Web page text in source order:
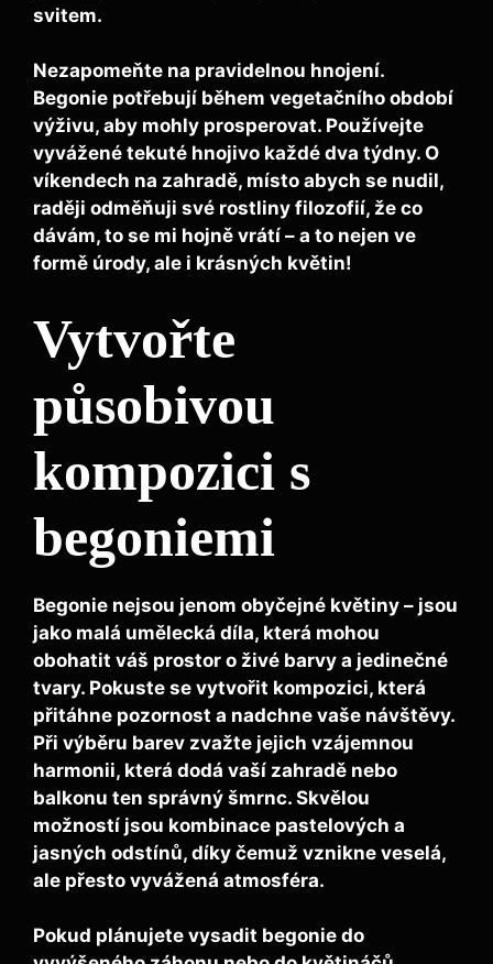
svitem.
Nezapomeňte na pravidelnou hnojení.
Begonie potřebují během vegetačního období
výživu, aby mohly prosperovat. Používejte
vyvážené tekuté hnojivo každé dva týdny. O
víkendech na zahradě, místo abych se nudil,
raději odměňuji své rostliny filozofií, že co
dávám, to se mi hojně vrátí – a to nejen ve
formě úrody, ale i krásných květin!
Vytvořte
působivou
kompozici s
begoniemi
Begonie nejsou jenom obyčejné květiny – jsou
jako malá umělecká díla, která mohou
obohatit váš prostor o živé barvy a jedinečné
tvary. Pokuste se vytvořit kompozici, která
přitáhne pozornost a nadchne vaše návštěvy.
Při výběru barev zvažte jejich vzájemnou
harmonii, která dodá vaší zahradě nebo
balkonu ten správný šmrnc. Skvělou
možností jsou kombinace pastelových a
jasných odstínů, díky čemuž vznikne veselá,
ale přesto vyvážená atmosféra.
Pokud plánujete vysadit begonie do